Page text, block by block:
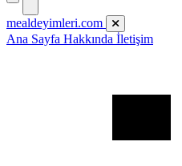
mealdeyimleri.com
Ana Sayfa Hakkında İletişim